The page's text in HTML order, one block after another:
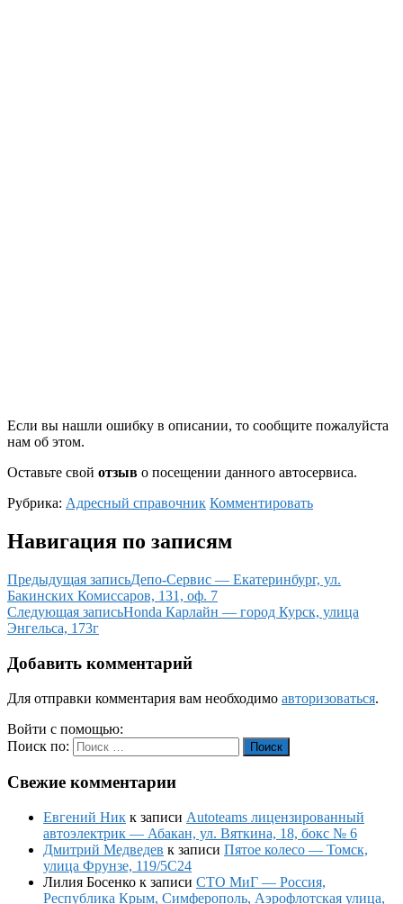
Если вы нашли ошибку в описании, то сообщите пожалуйста
нам об этом.
Оставьте свой отзыв о посещении данного автосервиса.
Рубрика: Адресный справочник Комментировать
Навигация по записям
Предыдущая записьДепо-Сервис — Екатеринбург, ул.
Бакинских Комиссаров, 131, оф. 7
Следующая записьHonda Карлайн — город Курск, улица
Энгельса, 173г
Добавить комментарий
Для отправки комментария вам необходимо авторизоваться.
Войти с помощью:
Поиск по:
Поиск
Свежие комментарии
Евгений Ник к записи Autoteams лицензированный
автоэлектрик — Абакан, ул. Вяткина, 18, бокс № 6
Дмитрий Медведев к записи Пятое колесо — Томск,
улица Фрунзе, 119/5С24
Лилия Босенко к записи СТО МиГ — Россия,
Республика Крым, Симферополь, Аэрофлотская улица,